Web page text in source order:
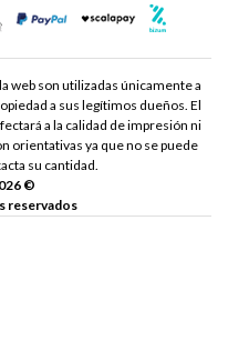
web son utilizadas únicamente a
a sus legítimos dueños. El
a la calidad de impresión ni
orientativas ya que no se puede
su cantidad.
©
reservados